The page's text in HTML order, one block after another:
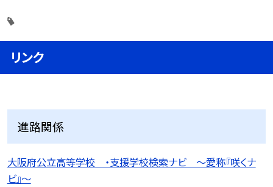
リンク
進路関係
大阪府公立高等学校 ・支援学校検索ナビ 〜愛称『咲くナ
ビ』〜